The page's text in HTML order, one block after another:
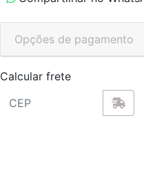
Opções de pagamento
Calcular frete